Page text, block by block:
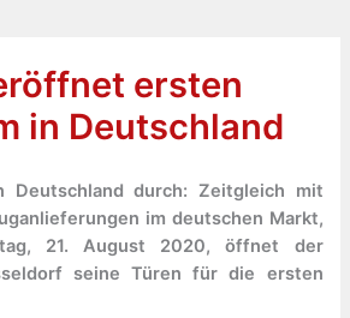
ersten
in Deutschland
Deutschland durch: Zeitgleich mit
im deutschen Markt,
21. August 2020, öffnet der
seine Türen für die ersten